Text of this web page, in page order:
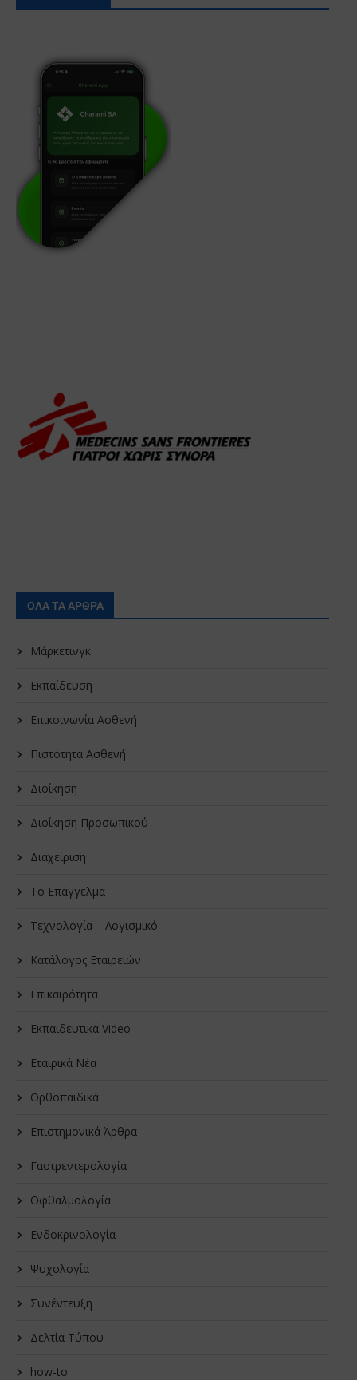
ΟΛΑ ΤΑ ΑΡΘΡΑ
Μάρκετινγκ
Εκπαίδευση
Επικοινωνία Ασθενή
Πιστότητα Ασθενή
Διοίκηση
Διοίκηση Προσωπικού
Διαχείριση
Το Επάγγελμα
Τεχνολογία – Λογισμικό
Κατάλογος Εταιρειών
Επικαιρότητα
Εκπαιδευτικά Video
Εταιρικά Νέα
Oρθοπαιδικά
Επιστημονικά Άρθρα
Γαστρεντερολογία
Οφθαλμολογία
Ενδοκρινολογία
Ψυχολογία
Συνέντευξη
Δελτία Τύπου
how-to